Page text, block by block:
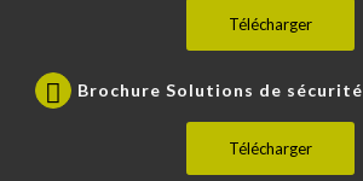
Télécharger
Brochure Solutions de sécurité
Télécharger